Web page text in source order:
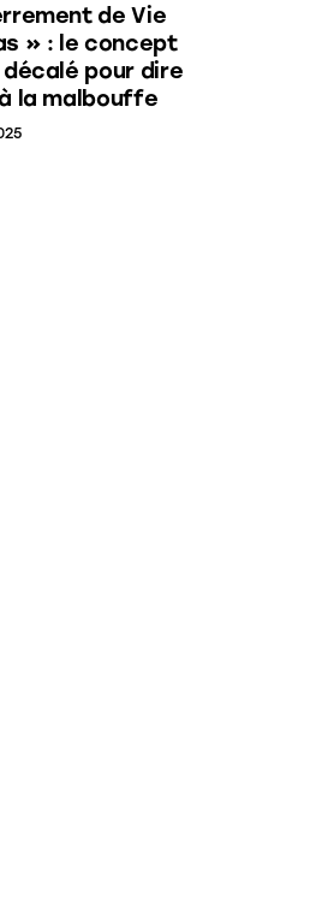
de Vie
» : le concept
pour dire
la malbouffe